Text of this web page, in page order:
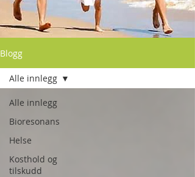
Blogg
Alle innlegg
Bioresonans
Helse
Kosthold og
tilskudd
Alle innlegg